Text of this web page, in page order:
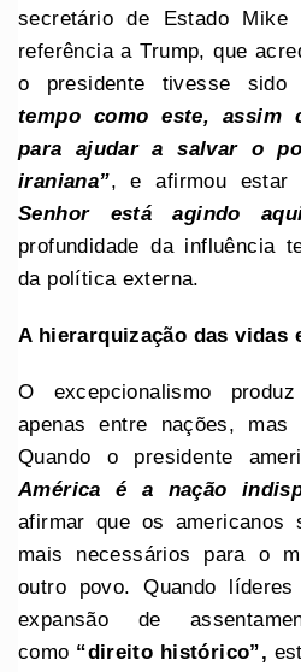
secretário de Estado Mike
referência a Trump, que
o presidente tivesse sido
tempo como este, assim
para ajudar a salvar o
iraniana”, e afirmou estar
Senhor está agindo
profundidade da influência
da política externa.
A hierarquização das vidas
O excepcionalismo
apenas entre nações, mas
Quando o presidente
América é a nação
afirmar que os americanos
mais necessários para o
outro povo. Quando
expansão de
como “direito histórico”,